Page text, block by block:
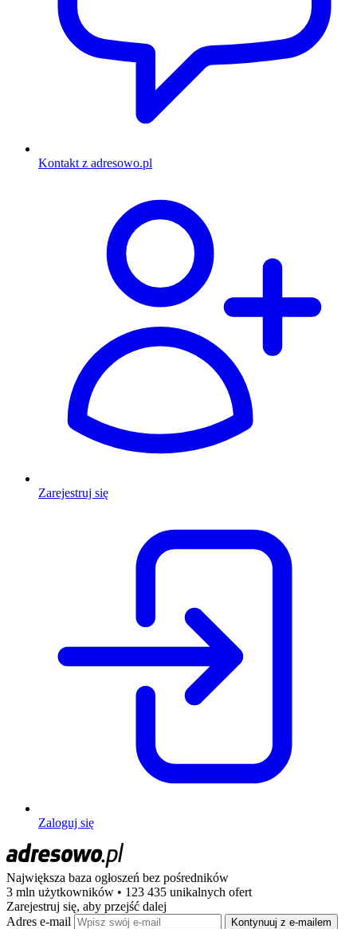
Kontakt z adresowo.pl
Zarejestruj się
Zaloguj się
Największa baza ogłoszeń bez pośredników
3 mln użytkowników • 123 435 unikalnych ofert
Zarejestruj się, aby przejść dalej
Adres e-mail
Kontynuuj z e-mailem